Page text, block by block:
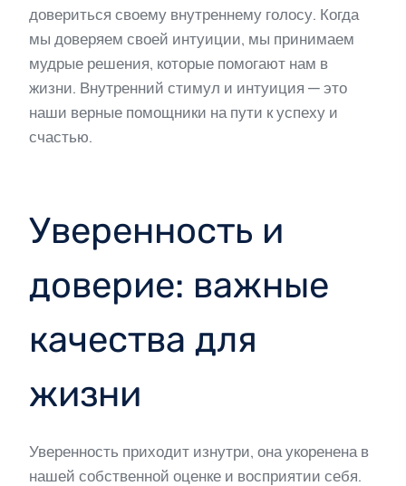
довериться своему внутреннему голосу. Когда
мы доверяем своей интуиции, мы принимаем
мудрые решения, которые помогают нам в
жизни. Внутренний стимул и интуиция — это
наши верные помощники на пути к успеху и
счастью.
Уверенность и
доверие: важные
качества для
жизни
Уверенность приходит изнутри, она укоренена в
нашей собственной оценке и восприятии себя.